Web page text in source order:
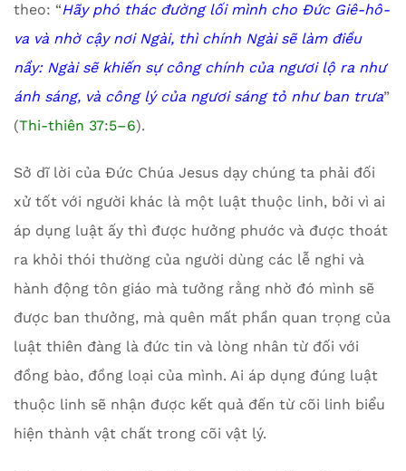
theo: “Hãy phó thác đường lối mình cho Đức Giê-hô-
va và nhờ cậy nơi Ngài, thì chính Ngài sẽ làm điều
nầy: Ngài sẽ khiến sự công chính của ngươi lộ ra như
ánh sáng, và công lý của ngươi sáng tỏ như ban trưa”
(Thi-thiên 37:5–6).
Sở dĩ lời của Đức Chúa Jesus dạy chúng ta phải đối
xử tốt với người khác là một luật thuộc linh, bởi vì ai
áp dụng luật ấy thì được hưởng phước và được thoát
ra khỏi thói thường của người dùng các lễ nghi và
hành động tôn giáo mà tưởng rằng nhờ đó mình sẽ
được ban thưởng, mà quên mất phần quan trọng của
luật thiên đàng là đức tin và lòng nhân từ đối với
đồng bào, đồng loại của mình. Ai áp dụng đúng luật
thuộc linh sẽ nhận được kết quả đến từ cõi linh biểu
hiện thành vật chất trong cõi vật lý.